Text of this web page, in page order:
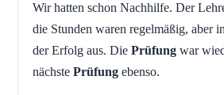
Wir hatten schon Nachhilfe. Der
die Stunden waren regelmäßig, aber
der Erfolg aus. Die Prüfung war
nächste Prüfung ebenso.